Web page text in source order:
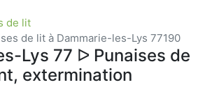
de lit
de lit à Dammarie-les-Lys 77190
Lys 77 ᐅ Punaises de
extermination